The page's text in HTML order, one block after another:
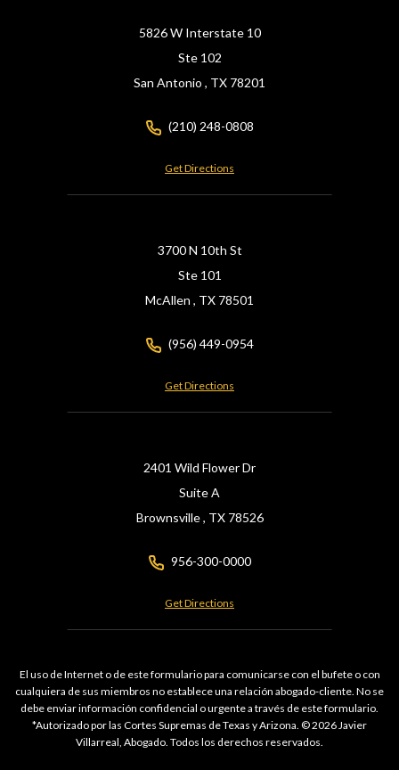
5826 W Interstate 10
Ste 102
San Antonio , TX 78201
(210) 248-0808
Get Directions
3700 N 10th St
Ste 101
McAllen , TX 78501
(956) 449-0954
Get Directions
2401 Wild Flower Dr
Suite A
Brownsville , TX78526
956-300-0000
Get Directions
El uso de Internet o de este formulario para comunicarse con el bufete o con
cualquiera de sus miembros no establece una relación abogado-cliente. No se
debe enviar información confidencial o urgente a través de este formulario.
*Autorizado por las Cortes Supremas de Texas y Arizona. © 2026 Javier
Villarreal, Abogado. Todos los derechos reservados.